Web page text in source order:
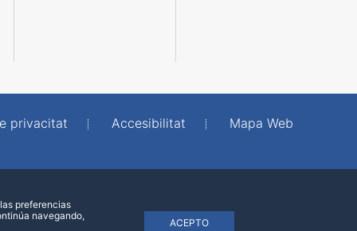
privacitat Accesibilitat
Mapa Web
preferencias
navegando,
ACEPTO